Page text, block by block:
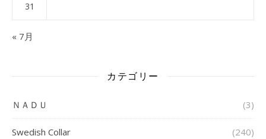
31
« 7月
カテゴリー
ＮＡＤＵ (3)
Swedish Collar (240)